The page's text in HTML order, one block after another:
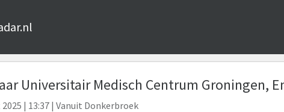
Universitair Medisch Centrum Groningen,
| 13:37 | Vanuit Donkerbroek